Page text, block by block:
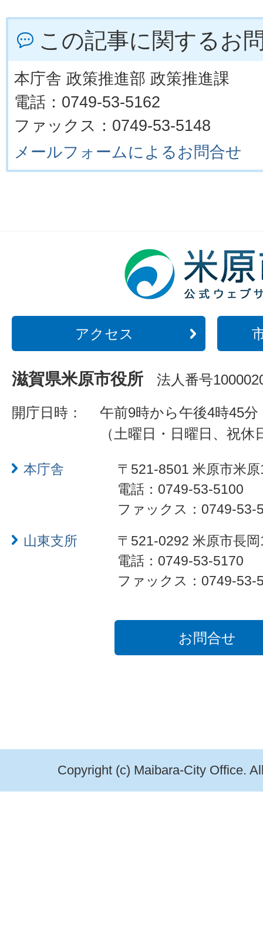
この記事に関するお
本庁舎 政策推進部 政策推進課
電話：0749-53-5162
ファックス：0749-53-5148
メールフォームによるお問合せ
アクセス
滋賀県米原市役所 法人番号
開庁日時：
午前9時から午後4時45分
（土曜日・日曜日、祝
本庁舎
〒521-8501 米原市米
電話：0749-53-5100
ファックス：0749-53-
山東支所
〒521-0292 米原市長
電話：0749-53-5170
ファックス：0749-53-
お問合せ
Copyright (c) Maibara-City Office.